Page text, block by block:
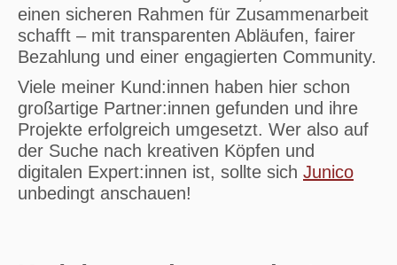
einen sicheren Rahmen für Zusammenarbeit
schafft – mit transparenten Abläufen, fairer
Bezahlung und einer engagierten Community.
Viele meiner Kund:innen haben hier schon
großartige Partner:innen gefunden und ihre
Projekte erfolgreich umgesetzt. Wer also auf
der Suche nach kreativen Köpfen und
digitalen Expert:innen ist, sollte sich Junico
unbedingt anschauen!